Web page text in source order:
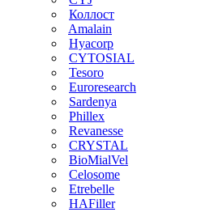
Коллост
Amalain
Hyacorp
CYTOSIAL
Tesoro
Euroresearch
Sardenya
Phillex
Revanesse
CRYSTAL
BioMialVel
Celosome
Etrebelle
HAFiller